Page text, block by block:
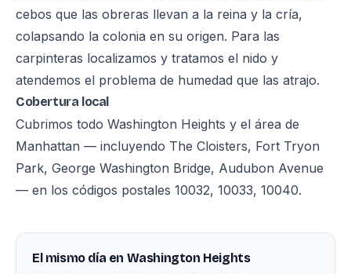
cebos que las obreras llevan a la reina y la cría,
colapsando la colonia en su origen. Para las
carpinteras localizamos y tratamos el nido y
atendemos el problema de humedad que las atrajo.
Cobertura local
Cubrimos todo Washington Heights y el área de
Manhattan — incluyendo The Cloisters, Fort Tryon
Park, George Washington Bridge, Audubon Avenue
— en los códigos postales 10032, 10033, 10040.
El mismo día en Washington Heights